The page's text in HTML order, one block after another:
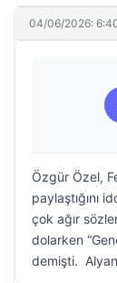
04/06/2026:
Özgür Özel,
paylaştığını
çok ağır
dolarken
demişti.